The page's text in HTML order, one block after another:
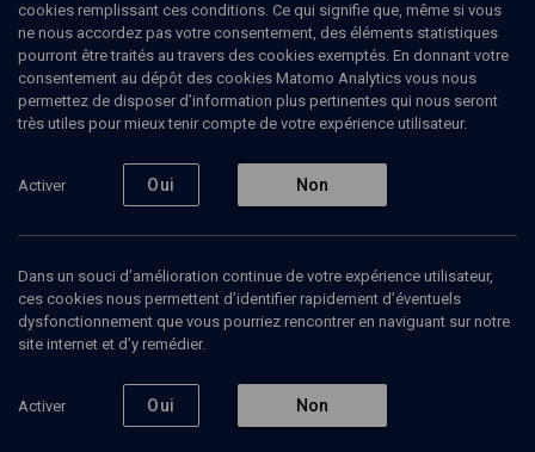
Abonnez-vous à notre newsletter
Envoyer
cookies remplissant ces conditions. Ce qui signifie que, même si vous
ne nous accordez pas votre consentement, des éléments statistiques
pourront être traités au travers des cookies exemptés. En donnant votre
consentement au dépôt des cookies Matomo Analytics vous nous
permettez de disposer d’information plus pertinentes qui nous seront
très utiles pour mieux tenir compte de votre expérience utilisateur.
Activer Oui Non
Dans un souci d’amélioration continue de votre expérience utilisateur,
ces cookies nous permettent d’identifier rapidement d’éventuels
dysfonctionnement que vous pourriez rencontrer en naviguant sur notre
site internet et d’y remédier.
Activer Oui Non